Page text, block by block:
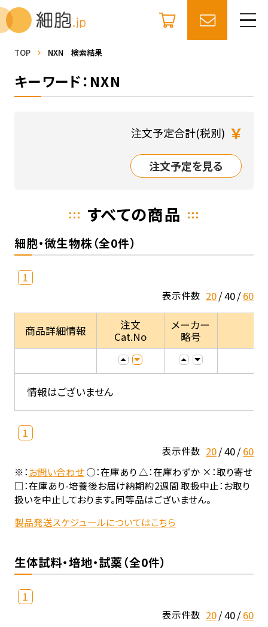
TOP NXN 検索結果
キーワード：NXN
注文予定合計(税別) ￥
注文予定を見る
すべての商品
細胞・微生物株（全0件）
1
表示件数 20 40 60
商品詳細情報
注文
Cat.No
メーカー
略号
情報はございません
1
表示件数 20 40 60
※：お問い合わせ○：在庫あり △：在庫わずか ×：取り寄せ
□：在庫あり-培養後お届け納期約2週間 取扱中止：お取り
扱いを中止しております。同等品はございません。
製品発送スケジュールについてはこちら
生体試料・培地・試薬（全0件）
1
表示件数 20 40 60